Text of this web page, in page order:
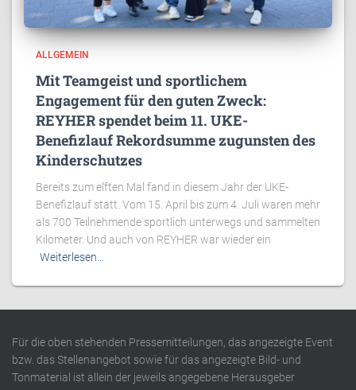
ALLGEMEIN
Mit Teamgeist und sportlichem
Engagement für den guten Zweck:
REYHER spendet beim 11. UKE-
Benefizlauf Rekordsumme zugunsten des
Kinderschutzes
Bereits zum elften Mal fand in diesem Jahr der UKE-
Benefizlauf statt. Vom 15. April bis zum 4. Juli waren mehr
als 700 Teilnehmende sportlich unterwegs und sammelten
Kilometer. Und auch von REYHER war wieder ein
Weiterlesen…
Für die oben stehenden Pressemitteilungen, das angezeigte Event
bzw. das Stellenangebot sowie für das angezeigte Bild- und
Tonmaterial ist allein der jeweils angegebene Herausgeber